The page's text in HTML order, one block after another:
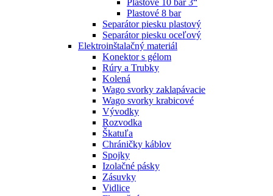
Plastové 8 bar
Separátor piesku plastový
Separátor piesku oceľový
Elektroinštalačný materiál
Konektor s gélom
Rúry a Trubky
Kolená
Wago svorky zaklapávacie
Wago svorky krabicové
Vývodky
Rozvodka
Škatuľa
Chráničky káblov
Spojky
Izolačné pásky
Zásuvky
Vidlice